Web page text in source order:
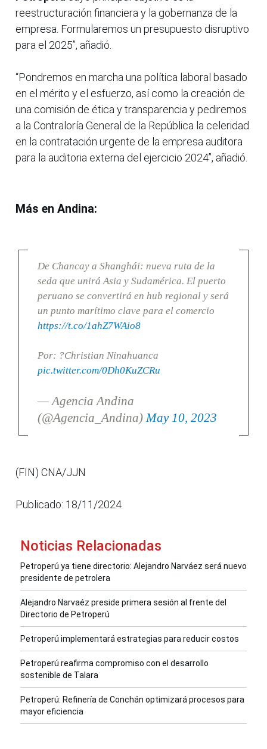
reestructuración financiera y la gobernanza de la
empresa. Formularemos un presupuesto disruptivo
para el 2025”, añadió.
“Pondremos en marcha una política laboral basado
en el mérito y el esfuerzo, así como la creación de
una comisión de ética y transparencia y pediremos
a la Contraloría General de la República la celeridad
en la contratación urgente de la empresa auditora
para la auditoria externa del ejercicio 2024”, añadió.
Más en Andina:
De Chancay a Shanghái: nueva ruta de la
seda que unirá Asia y Sudamérica. El puerto
peruano se convertirá en hub regional y será
un punto marítimo clave para el comercio
https://t.co/1ahZ7WAio8
Por: ?Christian Ninahuanca
pic.twitter.com/0Dh0KuZCRu
— Agencia Andina
(@Agencia_Andina)May 10, 2023
(FIN) CNA/JJN
Publicado: 18/11/2024
Noticias Relacionadas
Petroperú ya tiene directorio: Alejandro Narváez será nuevo
presidente de petrolera
Alejandro Narvaéz preside primera sesión al frente del
Directorio de Petroperú
Petroperú implementará estrategias para reducir costos
Petroperú reafirma compromiso con el desarrollo
sostenible de Talara
Petroperú: Refinería de Conchán optimizará procesos para
mayor eficiencia